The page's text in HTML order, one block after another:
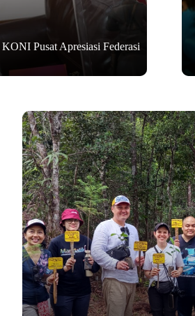
Pusat Apresiasi Federasi